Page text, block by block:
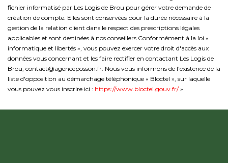
fichier informatisé par Les Logis de Brou pour gérer votre demande de
création de compte. Elles sont conservées pour la durée nécessaire à la
gestion de la relation client dans le respect des prescriptions légales
applicables et sont destinées à nos conseillers Conformément à la loi «
informatique et libertés », vous pouvez exercer votre droit d'accès aux
données vous concernant et les faire rectifier en contactant Les Logis de
Brou, contact@agenceposson.fr. Nous vous informons de l’existence de la
liste d'opposition au démarchage téléphonique « Bloctel », sur laquelle
vous pouvez vous inscrire ici : https://www.bloctel.gouv.fr/»